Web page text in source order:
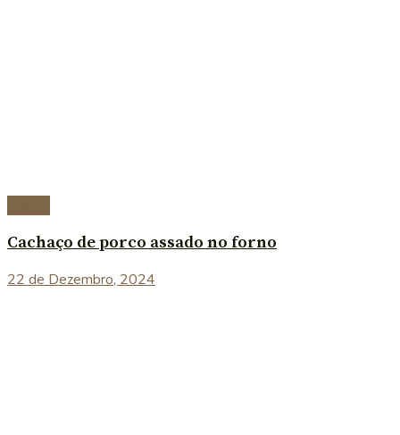
Cachaço de porco assado no forno
22 de Dezembro, 2024